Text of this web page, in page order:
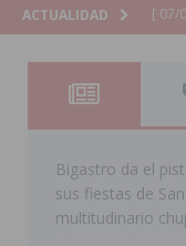
ACTUALIDAD [ 07/
[ 07/
Golf
[
Bigastro da el
sus fiestas de
multitudinario